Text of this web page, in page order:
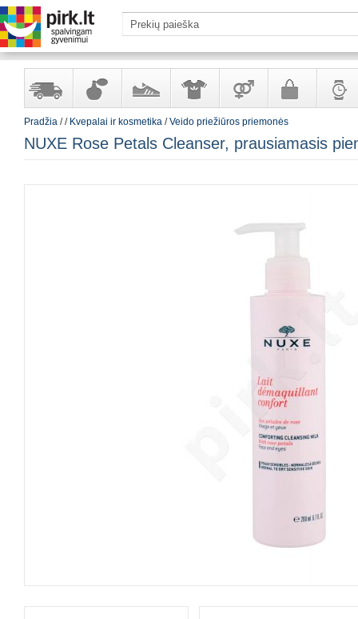
sandėlyje
ir
kosmetika
ir
aksesuarai
suaugusiems
ir
Pradžia // Kvepalai ir kosmetika /Veido priežiūros priemonės
NUXE Rose Petals Cleanser, prausiamasis